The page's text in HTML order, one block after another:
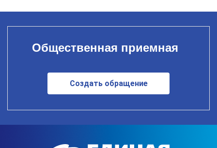
Общественная приемная
Создать обращение